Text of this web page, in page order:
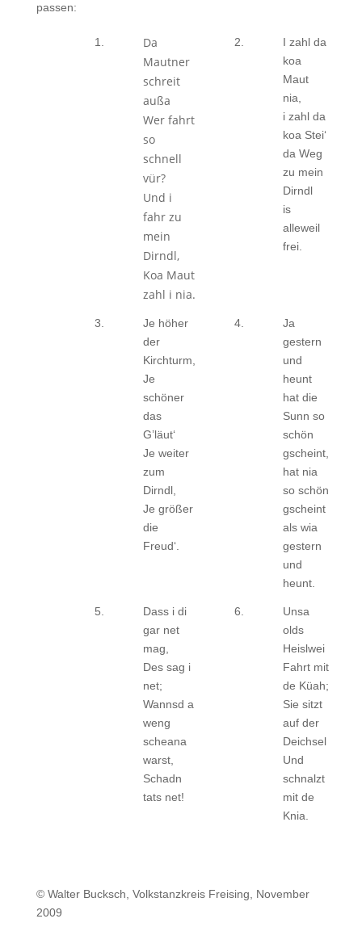
passen:
1.
Da
Mautner
schreit
außa
Wer fahrt
so
schnell
vür?
Und i
fahr zu
mein
Dirndl,
Koa Maut
zahl i nia.
2.
I zahl da
koa
Maut
nia,
i zahl da
koa Stei‘
da Weg
zu mein
Dirndl
is
alleweil
frei.
3.
Je höher
der
Kirchturm,
Je
schöner
das
G’läut‘
Je weiter
zum
Dirndl,
Je größer
die
Freud‘.
4.
Ja
gestern
und
heunt
hat die
Sunn so
schön
gscheint,
hat nia
so schön
gscheint
als wia
gestern
und
heunt.
5.
Dass i di
gar net
mag,
Des sag i
net;
Wannsd a
weng
scheana
warst,
Schadn
tats net!
6.
Unsa
olds
Heislwei
Fahrt mit
de Küah;
Sie sitzt
auf der
Deichsel
Und
schnalzt
mit de
Knia.
© Walter Bucksch, Volkstanzkreis Freising, November
2009